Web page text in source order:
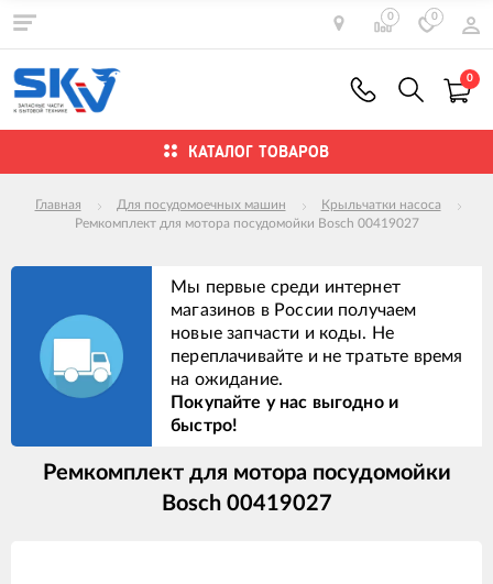
0 0
0
КАТАЛОГ ТОВАРОВ
Главная Для посудомоечных машин
Крыльчатки насоса
Ремкомплект для мотора посудомойки Bosch 00419027
Мы первые среди интернет
магазинов в России получаем
новые запчасти и коды. Не
переплачивайте и не тратьте время
на ожидание.
Покупайте у нас выгодно и
быстро!
Ремкомплект для мотора посудомойки
Bosch 00419027